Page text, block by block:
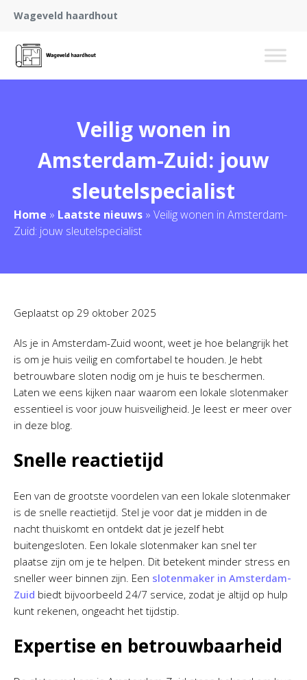
Wageveld haardhout
Veilig wonen in
Amsterdam-Zuid: jouw
sleutelspecialist
Home » Laatste nieuws » Veilig wonen in Amsterdam-
Zuid: jouw sleutelspecialist
Geplaatst op 29 oktober 2025
Als je in Amsterdam-Zuid woont, weet je hoe belangrijk het
is om je huis veilig en comfortabel te houden. Je hebt
betrouwbare sloten nodig om je huis te beschermen.
Laten we eens kijken naar waarom een lokale slotenmaker
essentieel is voor jouw huisveiligheid. Je leest er meer over
in deze blog.
Snelle reactietijd
Een van de grootste voordelen van een lokale slotenmaker
is de snelle reactietijd. Stel je voor dat je midden in de
nacht thuiskomt en ontdekt dat je jezelf hebt
buitengesloten. Een lokale slotenmaker kan snel ter
plaatse zijn om je te helpen. Dit betekent minder stress en
sneller weer binnen zijn. Een slotenmaker in Amsterdam-
Zuid biedt bijvoorbeeld 24/7 service, zodat je altijd op hulp
kunt rekenen, ongeacht het tijdstip.
Expertise en betrouwbaarheid